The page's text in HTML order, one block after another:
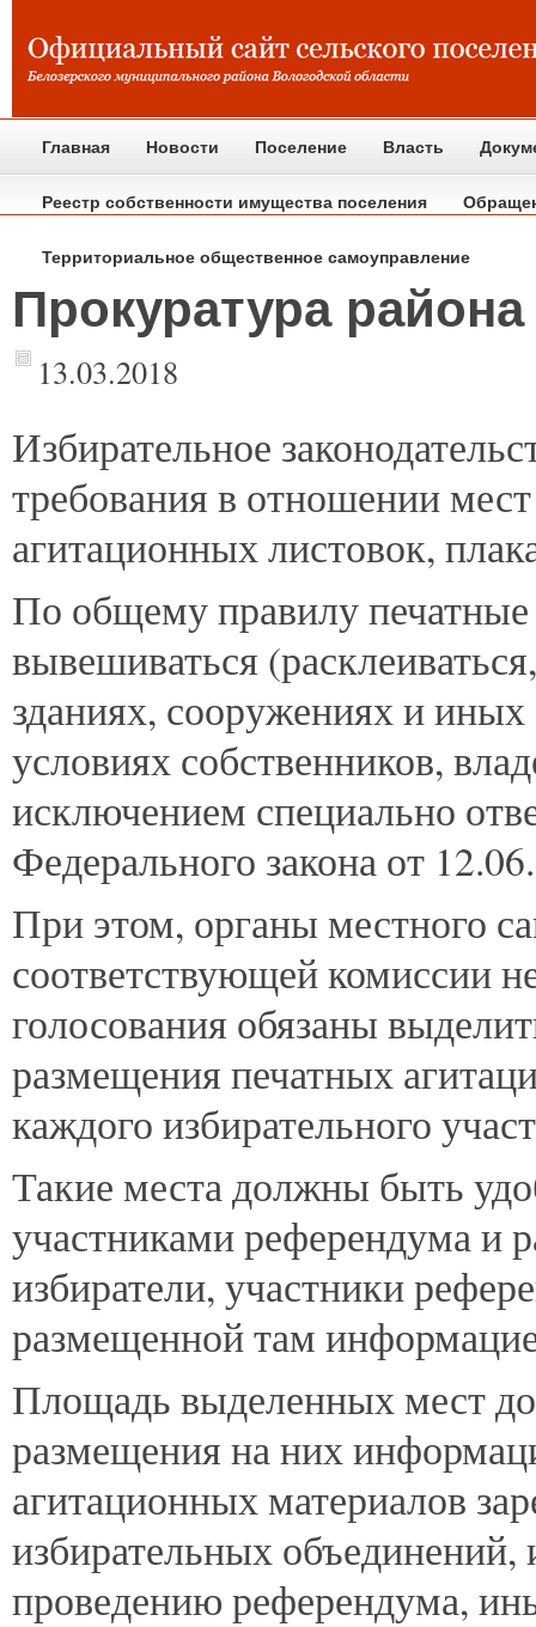
Главная Новости Поселение Власть
Реестр собственности имущества поселения
Территориальное общественное самоуправление
Прокуратура
13.03.2018
Избирательное
требования в отношении
агитационных листовок,
По общему правилу
вывешиваться
зданиях, сооружениях и иных
условиях собственников,
исключением специально
Федерального закона от
При этом, органы местного
соответствующей комиссии
голосования обязаны
размещения печатных
каждого избирательного
Такие места должны быть
участниками референдума и
избиратели, участники
размещенной там
Площадь выделенных мест
размещения на них
агитационных материалов
избирательных
проведению референдума,